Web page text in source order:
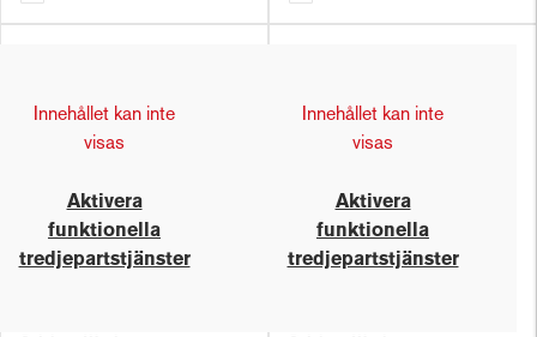
Innehållet kan inte
visas
Aktivera
funktionella
tredjepartstjänster
Innehållet kan inte
visas
Aktivera
funktionella
tredjepartstjänster